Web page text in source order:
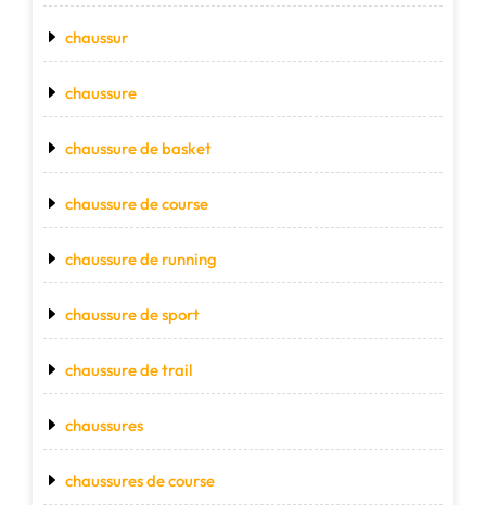
chaussur
chaussure
chaussure de basket
chaussure de course
chaussure de running
chaussure de sport
chaussure de trail
chaussures
chaussures de course